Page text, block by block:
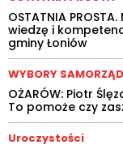
OSTATNIA
wiedzę i
gminy Łoniów
WYBORY
OŻARÓW: Piotr
To pomoże czy
Uroczystości